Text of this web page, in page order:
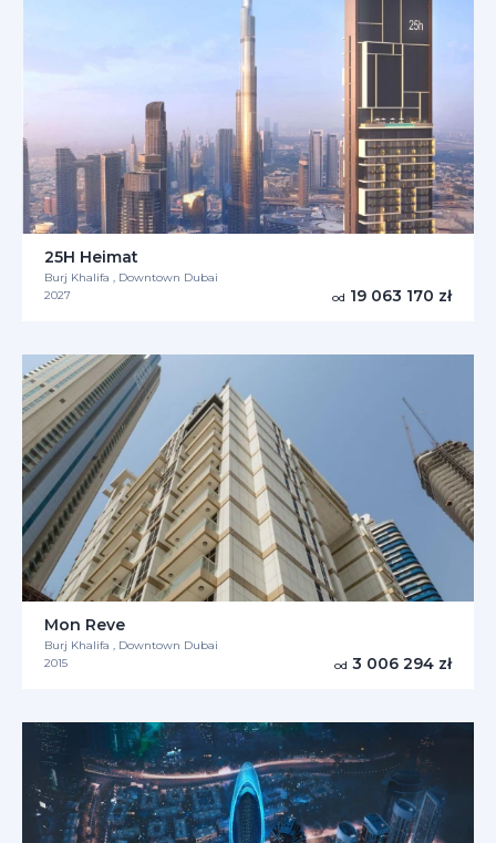
25H Heimat
Burj Khalifa , Downtown Dubai
2027
od 19 063 170 zł
Mon Reve
Burj Khalifa , Downtown Dubai
2015
od 3 006 294 zł